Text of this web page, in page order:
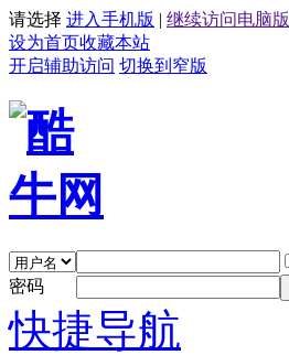
请选择 进入手机版 | 继续访问电脑版
设为首页收藏本站
开启辅助访问 切换到窄版
密码
快捷导航